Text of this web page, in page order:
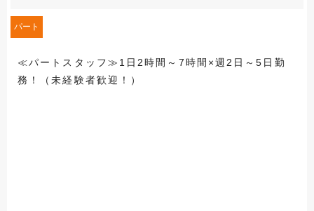
パート
≪パートスタッフ≫1日2時間～7時間×週2日～5日勤
務！（未経験者歓迎！）